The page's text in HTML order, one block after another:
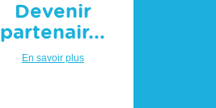
Devenir
partenair...
En savoir plus